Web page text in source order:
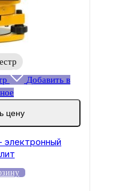
Добавить в
цену
электронный